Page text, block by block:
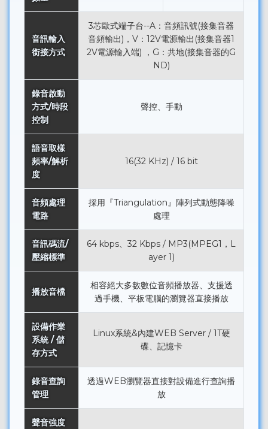
音訊輸入
銜接方式
3芯歐式端子台--A：音頻訊號(接集音器
音頻輸出)，V：12V電源輸出(接集音器1
2V電源輸入端) ，G：共地(接集音器的G
ND)
錄音啟動
方式/時段
控制
聲控、手動
語音取樣
頻率/解析
度
16(32 KHz) / 16 bit
音頻處理
電路
採用『Triangulation』陣列式動態降噪
處理
音訊碼流/
壓縮標準
64 kbps、32 Kbps / MP3(MPEG1，L
ayer 1)
播放音檔
相容絕大多數數位音頻播放器、支援透
過手機、平板電腦的瀏覽器直接播放
設備作業
系統 / 儲
存方式
Linux系統&內建WEB Server / 1T硬
碟、記憶卡
錄音查詢
管理
透過WEB瀏覽器直接對設備進行查詢播
放
聲音強度